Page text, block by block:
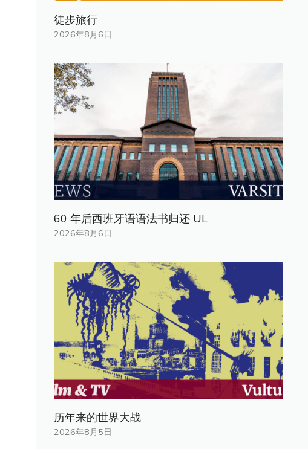
徒步旅行
2026年8月6日
60 年后西班牙语语法书归还 UL
2026年8月6日
历年来的世界大战
2026年8月5日